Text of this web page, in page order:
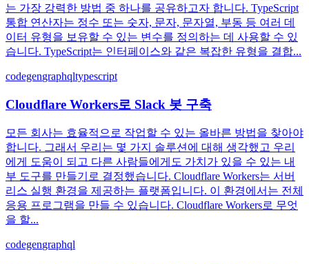
는 가장 강력한 방법 중 하나를 공유하고자 합니다. TypeScript
통합 연산자는 정수 또는 숫자, 문자, 문자열, 부동 등 여러 데
이터 유형을 보유할 수 있는 변수를 정의하는 데 사용할 수 있
습니다. TypeScript는 인터페이스와 같은 복잡한 유형을 결합...
codegengraphqltypescript
Cloudflare Workers로 Slack 봇 구축
모든 회사는 효율적으로 작업할 수 있는 올바른 방법을 찾아야
합니다. 그래서 우리는 몇 가지 솔루션에 대해 생각했고 우리
에게 도움이 되고 다른 사람들에게도 가치가 있을 수 있는 내
부 도구를 만들기로 결정했습니다. Cloudflare Workers는 서버
리스 실행 환경을 제공하는 플랫폼입니다. 이 환경에서는 전체
응용 프로그램을 만들 수 있습니다. Cloudflare Workers로 무엇
을 할...
codegengraphql